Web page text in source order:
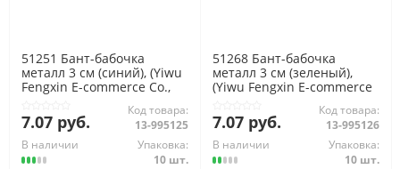
51251 Бант-бабочка
металл 3 см (синий), (Yiwu
Fengxin E-commerce Co.,
7.07 руб.
Код товара:
13-995125
В наличии
Упаковка:
10 шт.
51268 Бант-бабочка
металл 3 см (зеленый),
(Yiwu Fengxin E-commerce
7.07 руб.
Код товара:
13-995126
В наличии
Упаковка:
10 шт.